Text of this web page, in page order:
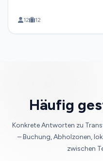
12 12
Häufig
Konkrete Antworten zu
– Buchung, Abholzonen,
zwischen